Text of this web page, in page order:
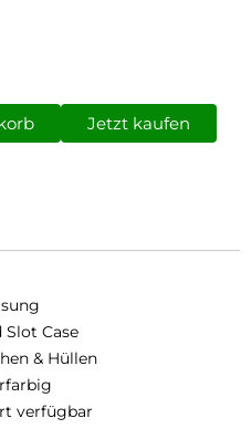
Jetzt kaufen
Slot Case
& Hüllen
verfügbar